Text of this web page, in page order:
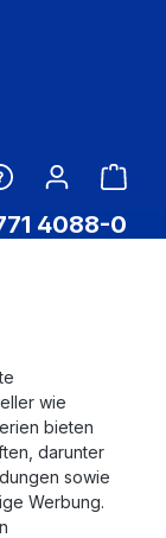
4088-0
wie
bieten
darunter
sowie
Werbung.